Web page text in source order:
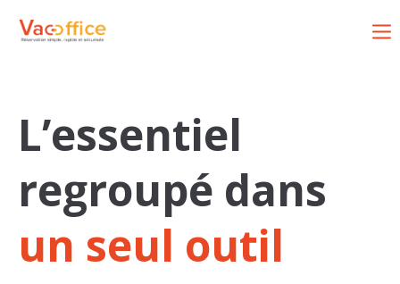
Login
Connexion
L’essentiel
regroupé dans
un seul outil